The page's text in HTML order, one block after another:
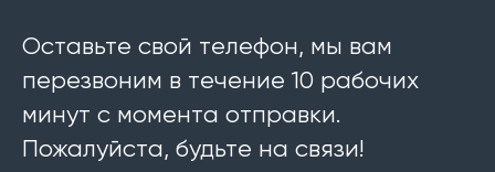
Оставьте свой телефон, мы вам
перезвоним в течение 10 рабочих
минут с момента отправки.
Пожалуйста, будьте на связи!